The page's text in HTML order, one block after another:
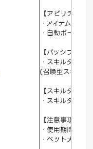
【アビリティ】
・アイテム自動
・自動ポーショ
【パッシブスキ
・スキルターゲ
(召喚型スキルに
【スキルタイプ】
・スキルターゲ
【注意事項】
・使用期間：永
・ペット大人/